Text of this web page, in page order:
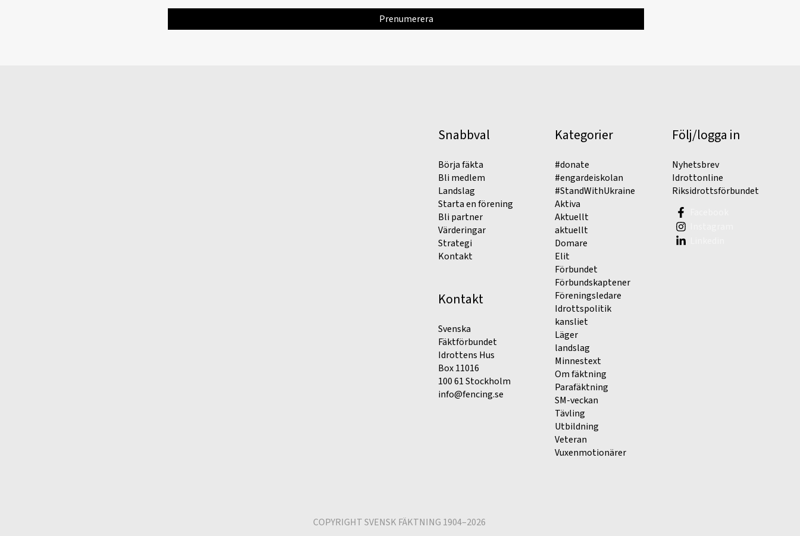
Snabbval
Börja fäkta
Bli medlem
Landslag
Starta en förening
Bli partner
Värderingar
Strategi
Kontakt
Kontakt
Svenska
Fäktförbundet
Idrottens Hus
Box 11016
100 61 Stockholm
info@fencing.se
Kategorier
#donate
#engardeiskolan
#StandWithUkraine
Aktiva
Aktuellt
aktuellt
Domare
Elit
Förbundet
Förbundskaptener
Föreningsledare
Idrottspolitik
kansliet
Läger
landslag
Minnestext
Om fäktning
Parafäktning
SM-veckan
Tävling
Utbildning
Veteran
Vuxenmotionärer
Följ/logga in
Nyhetsbrev
Idrottonline
Riksidrottsförbundet
COPYRIGHT SVENSK FÄKTNING 1904–2026